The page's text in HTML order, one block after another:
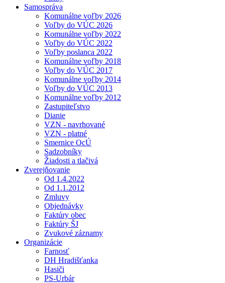
Samospráva
Komunálne voľby 2026
Voľby do VÚC 2026
Komunálne voľby 2022
Voľby do VÚC 2022
Voľby poslanca 2022
Komunálne voľby 2018
Voľby do VÚC 2017
Komunálne voľby 2014
Voľby do VÚC 2013
Komunálne voľby 2012
Zastupiteľstvo
Dianie
VZN - navrhované
VZN - platné
Smernice OcÚ
Sadzobníky
Žiadosti a tlačivá
Zverejňovanie
Od 1.4.2022
Od 1.1.2012
Zmluvy
Objednávky
Faktúry obec
Faktúry ŠJ
Zvukové záznamy
Organizácie
Farnosť
DH Hradišťanka
Hasiči
PS-Urbár